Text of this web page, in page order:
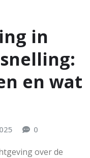
in
en wat
0
over de